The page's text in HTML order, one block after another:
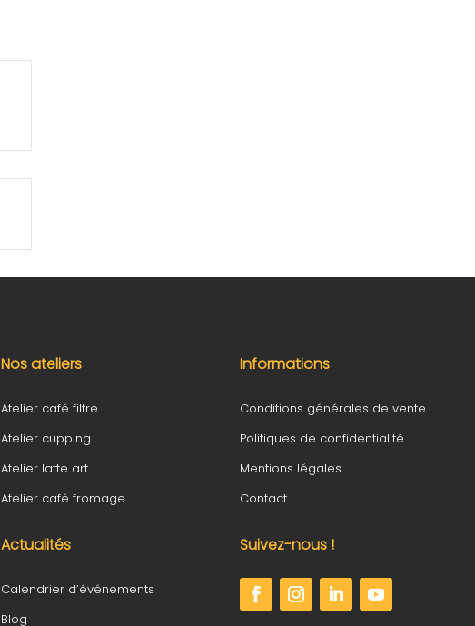
Nos ateliers
Atelier café filtre
Atelier cupping
Atelier latte art
Atelier café fromage
Actualités
Calendrier d’événements
Blog
Informations
Conditions générales de vente
Politiques de confidentialité
Mentions légales
Contact
Suivez-nous !